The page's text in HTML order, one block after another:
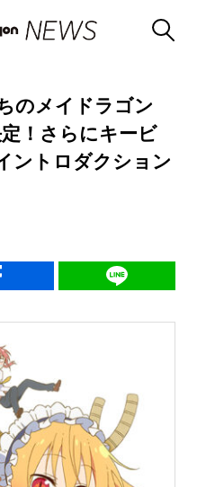
のメイドラゴン
！さらにキービ
ントロダクション